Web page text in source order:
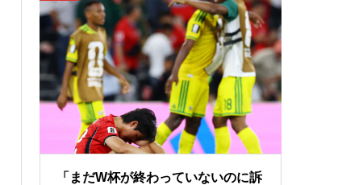
「まだW杯が終わっていないのに訴